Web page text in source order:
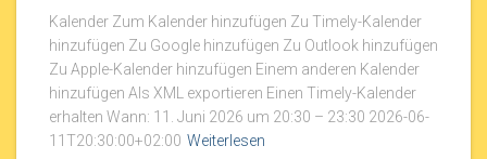
Kalender Zum Kalender hinzufügen Zu Timely-Kalender
hinzufügen Zu Google hinzufügen Zu Outlook hinzufügen
Zu Apple-Kalender hinzufügen Einem anderen Kalender
hinzufügen Als XML exportieren Einen Timely-Kalender
erhalten Wann: 11. Juni 2026 um 20:30 – 23:30 2026-06-
11T20:30:00+02:00 Weiterlesen